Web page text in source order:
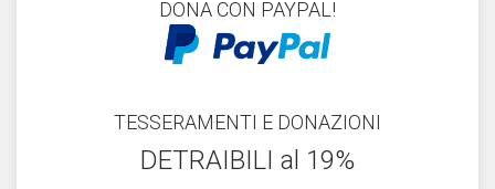
DONA CON PAYPAL!
TESSERAMENTI E DONAZIONI
DETRAIBILI al 19%